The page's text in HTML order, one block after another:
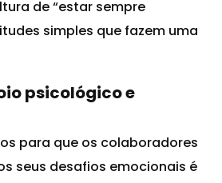
de “estar sempre
simples que fazem uma
psicológico e
para que os colaboradores
seus desafios emocionais é